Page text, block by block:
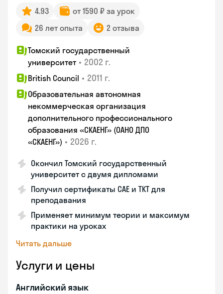
4.93
от 1590 ₽ за урок
26 лет опыта
2 отзыва
Томский государственный
университет • 2002 г.
British Council • 2011 г.
Образовательная автономная
некоммерческая организация
дополнительного профессионального
образования «СКАЕНГ» (ОАНО ДПО
«СКАЕНГ») • 2026 г.
Окончил Томский государственный
университет с двумя дипломами
Получил сертификаты CAE и TKT для
преподавания
Применяет минимум теории и максимум
практики на уроках
Читать дальше
Услуги и цены
Английский язык